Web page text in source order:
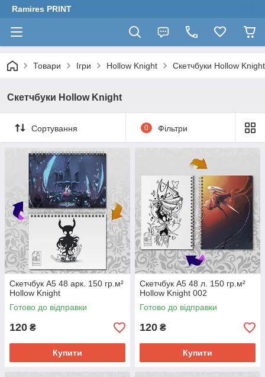
Ramires PRINT
Товари Ігри Hollow Knight Скетчбуки Hollow Knight
Скетчбуки Hollow Knight
Сортування 0 Фільтри
Скетчбук А5 48 арк. 150 гр.м²
Hollow Knight
Готово до відправки
120 ₴
Купити
Скетчбук А5 48 л. 150 гр.м²
Hollow Knight 002
Готово до відправки
120 ₴
Купити